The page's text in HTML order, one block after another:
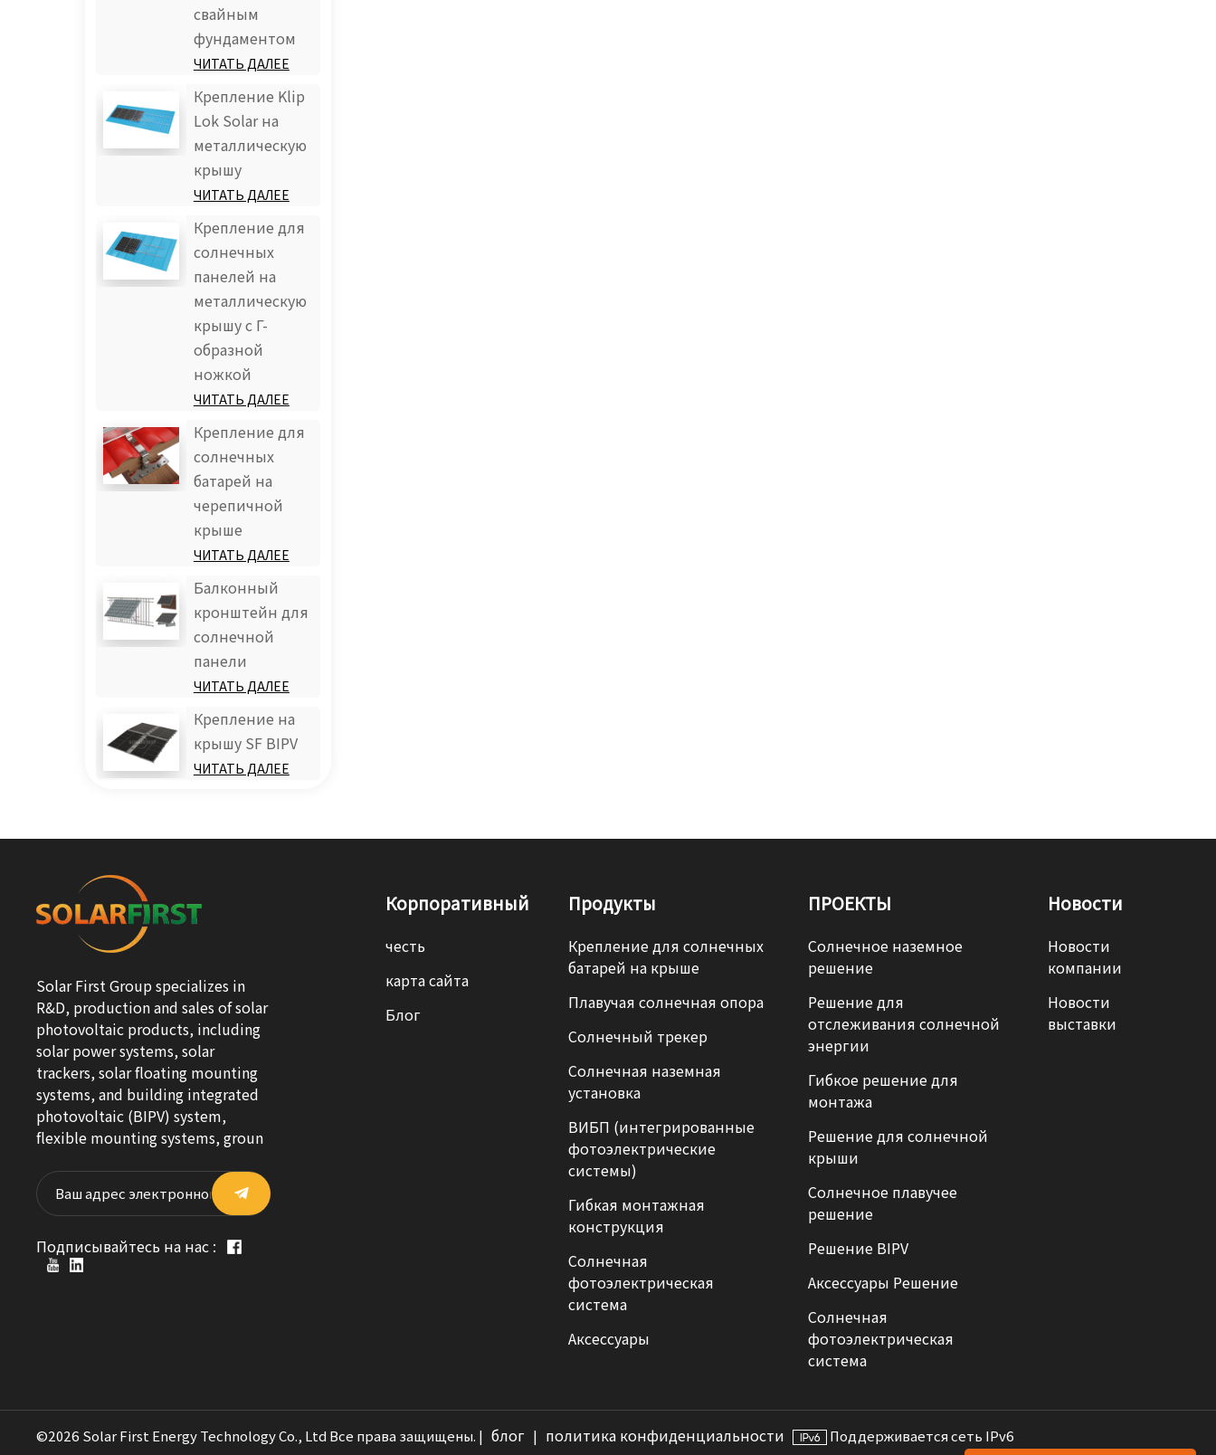
свайным
фундаментом
ЧИТАТЬ ДАЛЕЕ
Крепление Klip
Lok Solar на
металлическую
крышу
ЧИТАТЬ ДАЛЕЕ
Крепление для
солнечных
панелей на
металлическую
крышу с Г-
образной
ножкой
ЧИТАТЬ ДАЛЕЕ
Крепление для
солнечных
батарей на
черепичной
крыше
ЧИТАТЬ ДАЛЕЕ
Балконный
кронштейн для
солнечной
панели
ЧИТАТЬ ДАЛЕЕ
Крепление на
крышу SF BIPV
ЧИТАТЬ ДАЛЕЕ
Solar First Group specializes in
R&D, production and sales of solar
photovoltaic products, including
solar power systems, solar
trackers, solar floating mounting
systems, and building integrated
photovoltaic (BIPV) system,
flexible mounting systems, groun
Подписывайтесь на нас :
Корпоративный
честь
карта сайта
Блог
Продукты
Крепление для солнечных
батарей на крыше
Плавучая солнечная опора
Солнечный трекер
Солнечная наземная
установка
ВИБП (интегрированные
фотоэлектрические
системы)
Гибкая монтажная
конструкция
Солнечная
фотоэлектрическая
система
Аксессуары
ПРОЕКТЫ
Солнечное наземное
решение
Решение для
отслеживания солнечной
энергии
Гибкое решение для
монтажа
Решение для солнечной
крыши
Солнечное плавучее
решение
Решение BIPV
Аксессуары Решение
Солнечная
фотоэлектрическая
система
Новости
Новости
компании
Новости
выставки
©2026 Solar First Energy Technology Co., Ltd Все права защищены. | блог | политика конфиденциальности Поддерживается сеть IPv6